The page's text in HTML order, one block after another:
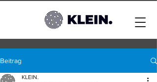
Beitrag
KLEIN.